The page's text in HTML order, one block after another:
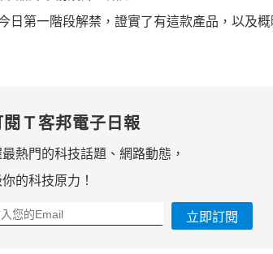
日第一階段解禁，證實了有這款產品，以及概
閱Ｔ客邦電子日報
熱門的科技話題、網路動態，
的科技原力！
立即訂閱